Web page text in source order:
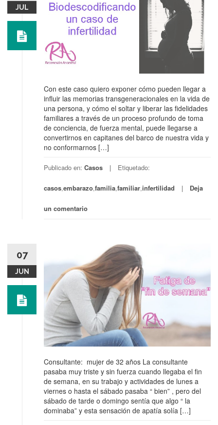
JUL
Con este caso quiero exponer cómo pueden llegar a
influir las memorias transgeneracionales en la vida de
una persona, y cómo el soltar y liberar las fidelidades
familiares a través de un proceso profundo de toma
de conciencia, de fuerza mental, puede llegarse a
convertirnos en capitanes del barco de nuestra vida y
no conformarnos […]
Publicado en: Casos Etiquetado:
casos,embarazo,familia,familiar,infertilidad Deja
un comentario
07
JUN
Consultante: mujer de 32 años La consultante
pasaba muy triste y sin fuerza cuando llegaba el fin
de semana, en su trabajo y actividades de lunes a
viernes o hasta el sábado pasaba “ bien” , pero del
sábado de tarde o domingo sentía que algo “ la
dominaba” y esta sensación de apatía solía […]